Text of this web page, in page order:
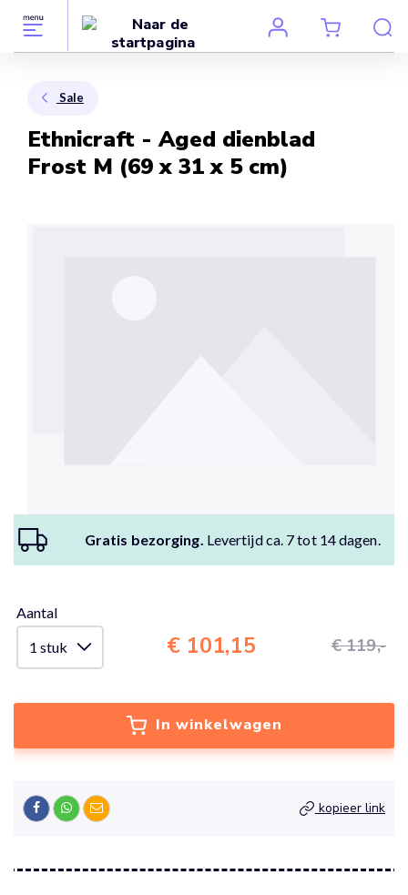
Sale
Ethnicraft - Aged dienblad
Frost M (69 x 31 x 5 cm)
Gratis bezorging. Levertijd ca. 7 tot 14 dagen.
Aantal
€ 119,-
€ 101,15
In winkelwagen
kopieer link